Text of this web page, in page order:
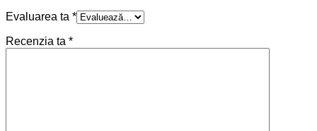
Evaluarea ta *
Recenzia ta *